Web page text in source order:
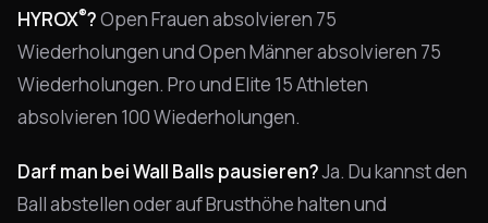
HYROX®?Open Frauen absolvieren 75
Wiederholungen und Open Männer absolvieren 75
Wiederholungen. Pro und Elite 15 Athleten
absolvieren 100 Wiederholungen.
Darf man bei Wall Balls pausieren?Ja. Du kannst den
Ball abstellen oder auf Brusthöhe halten und